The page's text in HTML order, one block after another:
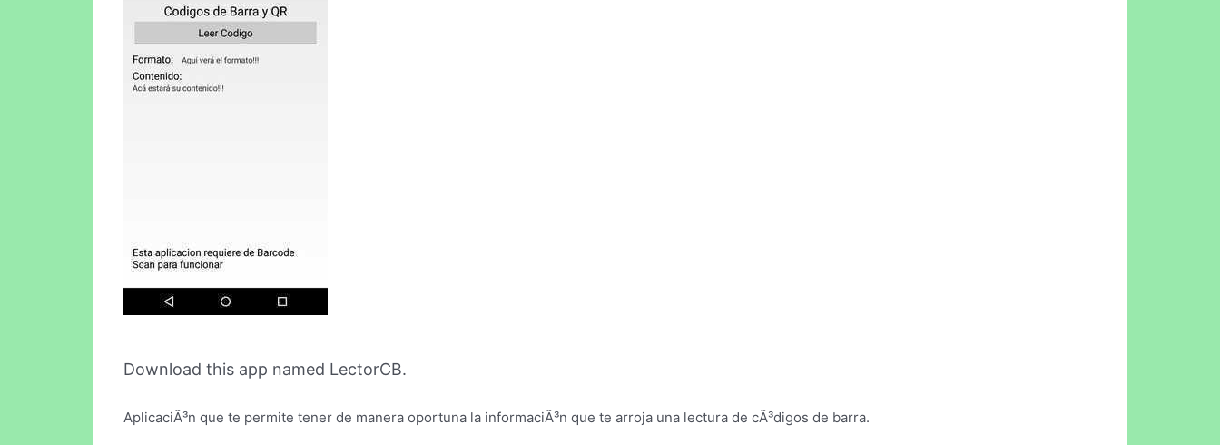
Download this app named LectorCB.
AplicaciÃ³n que te permite tener de manera oportuna la informaciÃ³n que te arroja una lectura de cÃ³digos de barra.